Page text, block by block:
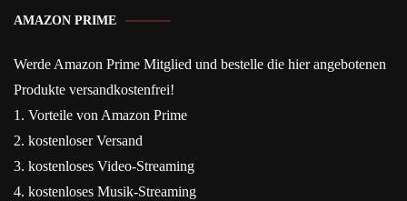
AMAZON PRIME
Werde Amazon Prime Mitglied und bestelle die hier angebotenen
Produkte versandkostenfrei!
1. Vorteile von Amazon Prime
2. kostenloser Versand
3. kostenloses Video-Streaming
4. kostenloses Musik-Streaming